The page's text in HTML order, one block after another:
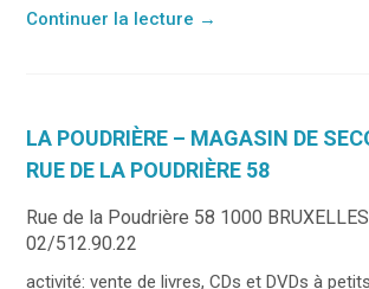
Continuer la lecture →
LA POUDRIÈRE – MAGASIN DE
RUE DE LA POUDRIÈRE 58
Rue de la Poudrière 58 1000 BRUXELLES
02/512.90.22
activité: vente de livres, CDs et DVDs à